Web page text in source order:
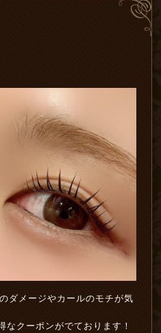
ダメージやカールのモチが気
クーポンがでております！